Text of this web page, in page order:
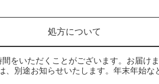
処方について
をいただくことがございます。お届け
、別途お知らせいたします。年末年始